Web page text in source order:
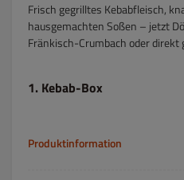
Frisch gegrilltes Kebabfleisch,
hausgemachten Soßen – jetzt
Fränkisch-Crumbach oder direkt
1. Kebab-Box
Produktinformation